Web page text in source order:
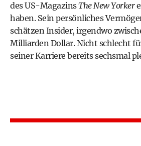
des US-MagazinsThe New Yorker
haben. Sein persönliches
schätzen Insider, irgendwo
Milliarden Dollar. Nicht schlecht
seiner Karriere bereits sechsmal